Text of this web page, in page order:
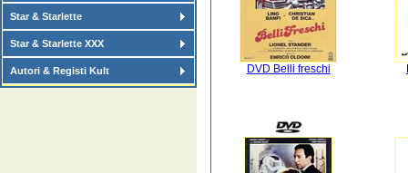
Star & Starlette
Star & Starlette XXX
Autori & Registi Kult DVD Belli freschi